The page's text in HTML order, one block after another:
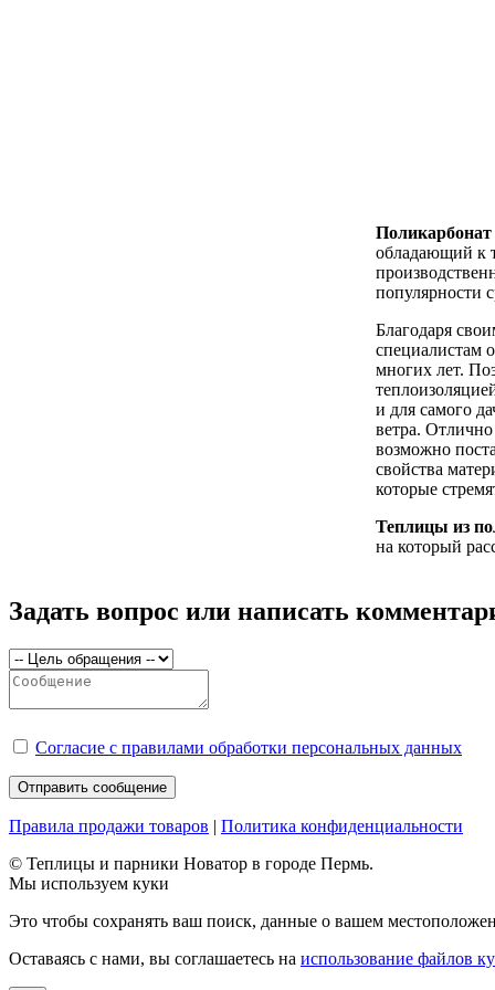
Поликарбонат
обладающий к
популярности
Благодаря
специалистам
многих лет.
и для самого
ветра.
возможно
свойства
которые
Теплицы из
на который
Задать вопрос или написать
Согласие с правилами обработки персональных данных
Правила продажи товаров | Политика конфиденциальности
© Теплицы и парники Новатор в городе Пермь.
Мы используем куки
Это чтобы сохранять ваш поиск, данные о вашем
Оставаясь с нами, вы соглашаетесь на использование файлов